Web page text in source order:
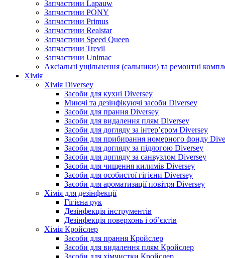
Запчастини Lapauw
Запчастини PONY
Запчастини Primus
Запчастини Realstar
Запчастини Speed Queen
Запчастини Trevil
Запчастини Unimac
Аксіальні ущільнення (сальники) та ремонтні
Хімія
Хімія Diversey
Засоби для кухні Diversey
Миючі та дезінфікуючі засоби Diversey
Засоби для прання Diversey
Засоби для видалення плям Diversey
Засоби для догляду за інтер’єром Diversey
Засоби для прибирання номерного фонду
Засоби для догляду за підлогою Diversey
Засоби для догляду за санвузлом Diversey
Засоби для чищення килимів Diversey
Засоби для особистої гігієни Diversey
Засоби для ароматизації повітря Diversey
Хімія для дезінфекції
Гігієна рук
Дезінфекція інструментів
Дезінфекція поверхонь і об’єктів
Хімія Кройслер
Засоби для прання Кройслер
Засоби для видалення плям Кройслер
Засоби для хімчистки Кройслер